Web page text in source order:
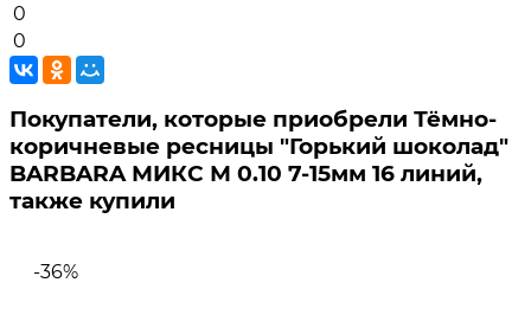
0
0
Покупатели, которые приобрели Тёмно-
коричневые ресницы "Горький шоколад"
BARBARA МИКС М 0.10 7-15мм 16 линий,
также купили
-36%